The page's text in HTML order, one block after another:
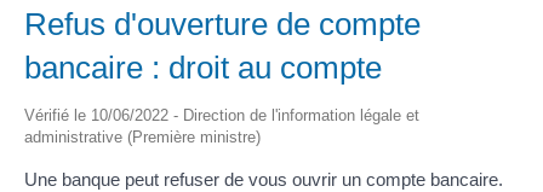
Refus d'ouverture de compte
bancaire : droit au compte
Vérifié le 10/06/2022 - Direction de l'information légale et
administrative (Première ministre)
Une banque peut refuser de vous ouvrir un compte bancaire.